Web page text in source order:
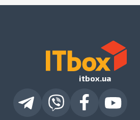
itbox.ua